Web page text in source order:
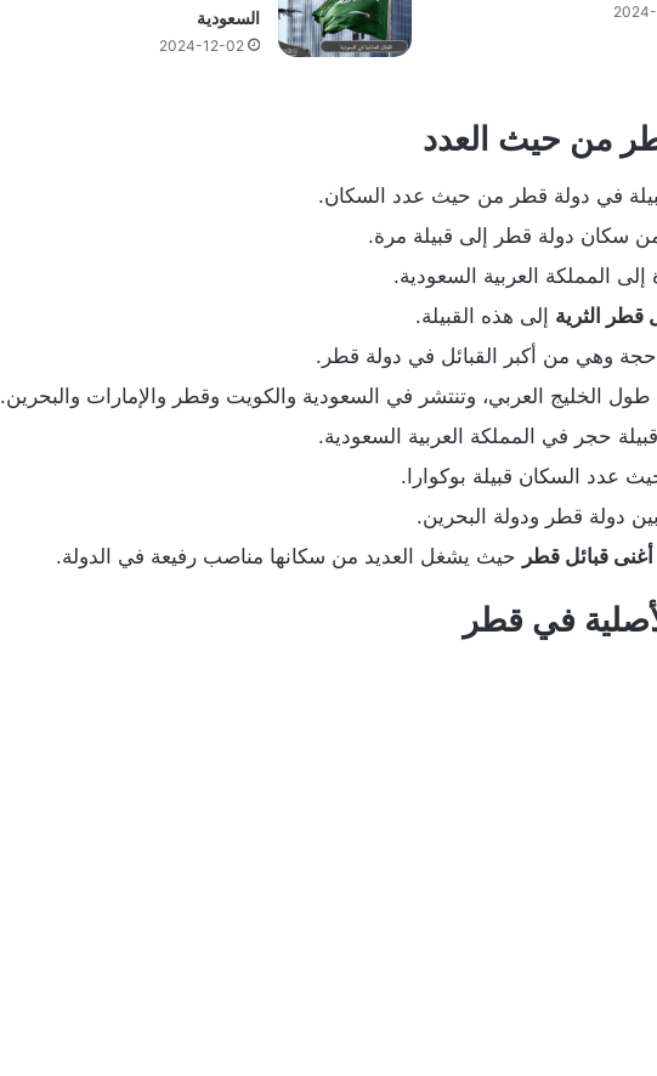
السعودية
2024-12-02
من حيث العدد
في دولة قطر من حيث عدد السكان.
المملكة العربية السعودية.
قطر الثرية إلى هذه القبيلة.
حجة وهي من أكبر القبائل في دولة قطر.
الخليج العربي، وتنتشر في السعودية والكويت وقطر والإمارات والبحرين.
حجر في المملكة العربية السعودية.
عدد السكان قبيلة بوكوارا.
دولة قطر ودولة البحرين.
أغنى قبائل قطر حيث يشغل العديد من سكانها مناصب رفيعة في الدولة.
في قطر